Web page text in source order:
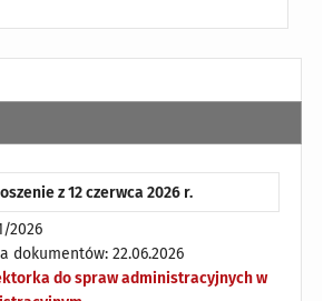
z 12 czerwca 2026 r.
2026
dokumentów: 22.06.2026
do spraw administracyjnych w